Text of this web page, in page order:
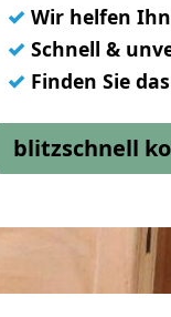
✓ Wir helfen
✓ Schnell &
✓ Finden Sie
blitzschnell